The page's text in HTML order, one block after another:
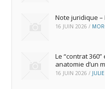
Note juridique
16 JUIN 2026 /
Le “contrat
anatomie d’un
16 JUIN 2026 /